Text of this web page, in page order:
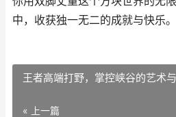
中，收获独一无二的成就与快乐。
王者高端打野，掌控峡谷的艺术
« 上一篇